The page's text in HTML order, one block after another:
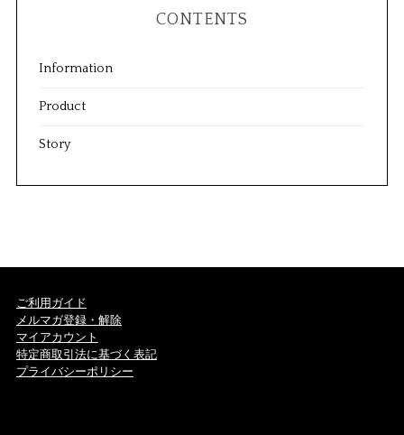
CONTENTS
Information
Product
Story
ご利用ガイド
メルマガ登録・解除
マイアカウント
特定商取引法に基づく表記
プライバシーポリシー